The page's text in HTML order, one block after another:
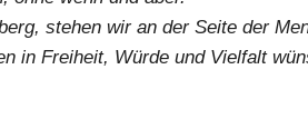
stehen wir an der Seite der
in Freiheit, Würde und Vielfalt